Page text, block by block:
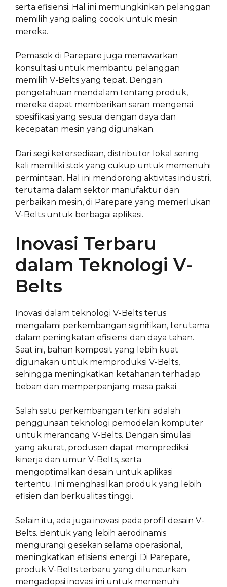
serta efisiensi. Hal ini memungkinkan pelanggan
memilih yang paling cocok untuk mesin
mereka.
Pemasok di Parepare juga menawarkan
konsultasi untuk membantu pelanggan
memilih V-Belts yang tepat. Dengan
pengetahuan mendalam tentang produk,
mereka dapat memberikan saran mengenai
spesifikasi yang sesuai dengan daya dan
kecepatan mesin yang digunakan.
Dari segi ketersediaan, distributor lokal sering
kali memiliki stok yang cukup untuk memenuhi
permintaan. Hal ini mendorong aktivitas industri,
terutama dalam sektor manufaktur dan
perbaikan mesin, di Parepare yang memerlukan
V-Belts untuk berbagai aplikasi.
Inovasi Terbaru
dalam Teknologi V-
Belts
Inovasi dalam teknologi V-Belts terus
mengalami perkembangan signifikan, terutama
dalam peningkatan efisiensi dan daya tahan.
Saat ini, bahan komposit yang lebih kuat
digunakan untuk memproduksi V-Belts,
sehingga meningkatkan ketahanan terhadap
beban dan memperpanjang masa pakai.
Salah satu perkembangan terkini adalah
penggunaan teknologi pemodelan komputer
untuk merancang V-Belts. Dengan simulasi
yang akurat, produsen dapat memprediksi
kinerja dan umur V-Belts, serta
mengoptimalkan desain untuk aplikasi
tertentu. Ini menghasilkan produk yang lebih
efisien dan berkualitas tinggi.
Selain itu, ada juga inovasi pada profil desain V-
Belts. Bentuk yang lebih aerodinamis
mengurangi gesekan selama operasional,
meningkatkan efisiensi energi. Di Parepare,
produk V-Belts terbaru yang diluncurkan
mengadopsi inovasi ini untuk memenuhi